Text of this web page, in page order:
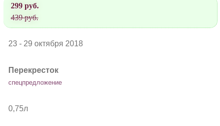
299 руб.
439 руб.
23 - 29 октября 2018
Перекресток
спецпредложение
0,75л